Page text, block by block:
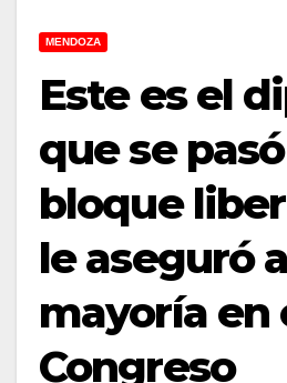
MENDOZA
Este es el
que se
bloque
le aseguró
mayoría en
Congreso